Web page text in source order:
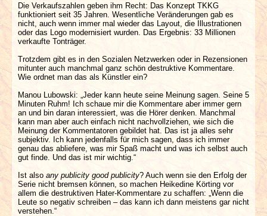
Die Verkaufszahlen geben ihm Recht: Das Konzept TKKG
funktioniert seit 35 Jahren. Wesentliche Veränderungen gab es
nicht, auch wenn immer mal wieder das Layout, die Illustrationen
oder das Logo modernisiert wurden. Das Ergebnis: 33 Millionen
verkaufte Tonträger.
Trotzdem gibt es in den Sozialen Netzwerken oder in Rezensionen
mitunter auch manchmal ganz schön destruktive Kommentare.
Wie ordnet man das als Künstler ein?
Manou Lubowski: „Jeder kann heute seine Meinung sagen. Seine 5
Minuten Ruhm! Ich schaue mir die Kommentare aber immer gern
an und bin daran interessiert, was die Hörer denken. Manchmal
kann man aber auch einfach nicht nachvollziehen, wie sich die
Meinung der Kommentatoren gebildet hat. Das ist ja alles sehr
subjektiv. Ich kann jedenfalls für mich sagen, dass ich immer
genau das abliefere, was mir Spaß macht und was ich selbst auch
gut finde. Und das ist mir wichtig.“
Ist also any publicity good publicity? Auch wenn sie den Erfolg der
Serie nicht bremsen können, so machen Heikedine Körting vor
allem die destruktiven Hater-Kommentare zu schaffen: „Wenn die
Leute so negativ schreiben – das kann ich dann meistens gar nicht
verstehen.“